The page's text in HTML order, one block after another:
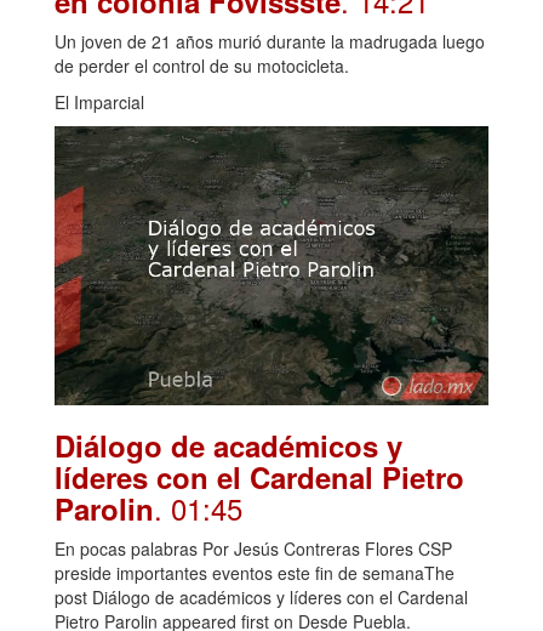
Un joven de 21 años murió durante la madrugada luego
de perder el control de su motocicleta.
El Imparcial
Diálogo de académicos y
líderes con el Cardenal Pietro
Parolin. 01:45
En pocas palabras Por Jesús Contreras Flores CSP
preside importantes eventos este fin de semanaThe
post Diálogo de académicos y líderes con el Cardenal
Pietro Parolin appeared first on Desde Puebla.